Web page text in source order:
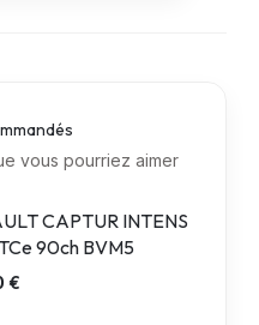
vous pourriez aimer
CAPTUR INTENS
90ch BVM5
€